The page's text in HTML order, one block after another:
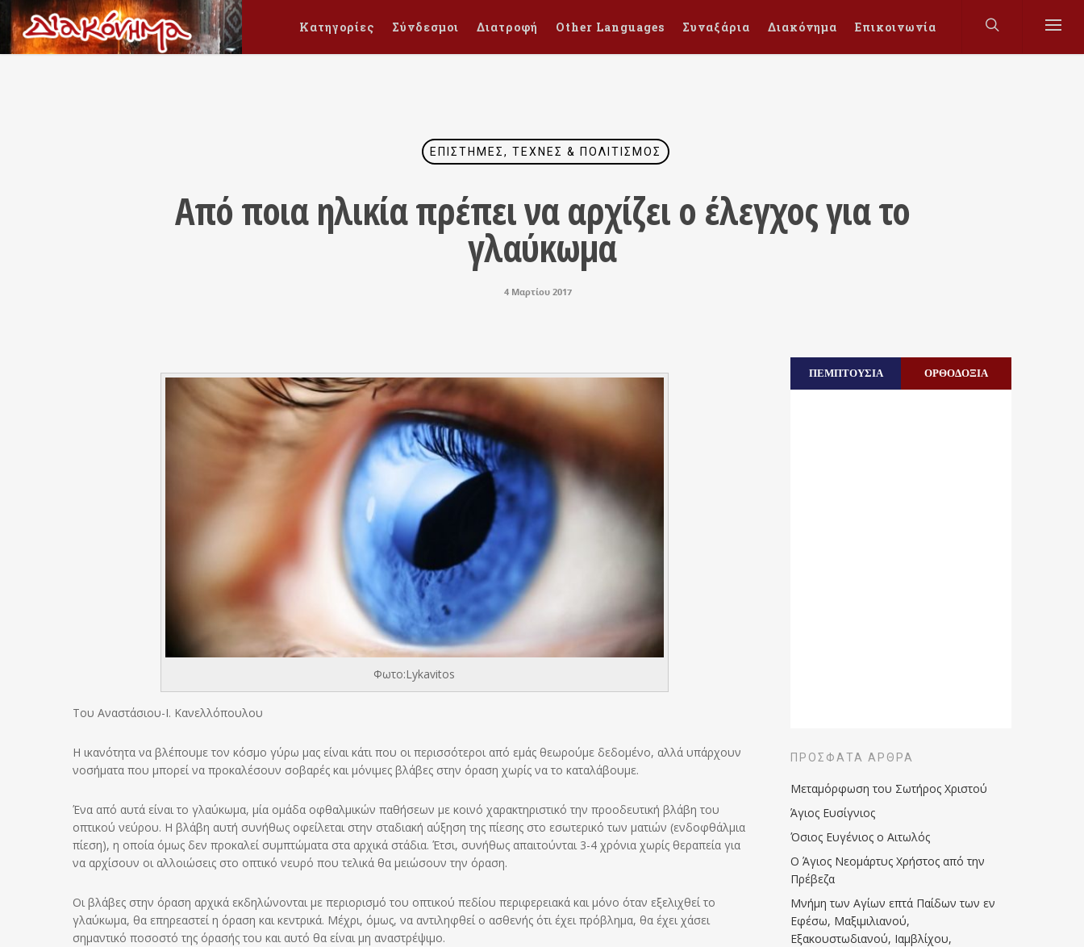
Κατηγορίες Σύνδεσμοι Διατροφή Other Languages Συναξάρια Διακόνημα Επικοινωνία
ΕΠΙΣΤΉΜΕΣ, ΤΈΧΝΕΣ & ΠΟΛΙΤΙΣΜΌΣ
Από ποια ηλικία πρέπει να αρχίζει ο έλεγχος για το
γλαύκωμα
4 Μαρτίου 2017
Φωτο:Lykavitos
Του Αναστάσιου-Ι. Κανελλόπουλου
Η ικανότητα να βλέπουμε τον κόσμο γύρω μας είναι κάτι που οι περισσότεροι από εμάς θεωρούμε δεδομένο, αλλά υπάρχουν
νοσήματα που μπορεί να προκαλέσουν σοβαρές και μόνιμες βλάβες στην όραση χωρίς να το καταλάβουμε.
Ένα από αυτά είναι το γλαύκωμα, μία ομάδα οφθαλμικών παθήσεων με κοινό χαρακτηριστικό την προοδευτική βλάβη του
οπτικού νεύρου. Η βλάβη αυτή συνήθως οφείλεται στην σταδιακή αύξηση της πίεσης στο εσωτερικό των ματιών (ενδοφθάλμια
πίεση), η οποία όμως δεν προκαλεί συμπτώματα στα αρχικά στάδια. Έτσι, συνήθως απαιτούνται 3-4 χρόνια χωρίς θεραπεία για
να αρχίσουν οι αλλοιώσεις στο οπτικό νευρό που τελικά θα μειώσουν την όραση.
Οι βλάβες στην όραση αρχικά εκδηλώνονται με περιορισμό του οπτικού πεδίου περιφερειακά και μόνο όταν εξελιχθεί το
γλαύκωμα, θα επηρεαστεί η όραση και κεντρικά. Μέχρι, όμως, να αντιληφθεί ο ασθενής ότι έχει πρόβλημα, θα έχει χάσει
σημαντικό ποσοστό της όρασής του και αυτό θα είναι μη αναστρέψιμο.
ΠΕΜΠΤΟΥΣΙΑ ΟΡΘΟΔΟΞΙΑ
ΠΡΌΣΦΑΤΑ ΆΡΘΡΑ
Μεταμόρφωση του Σωτήρος Χριστού
Άγιος Ευσίγνιος
Όσιος Ευγένιος ο Αιτωλός
Ο Άγιος Νεομάρτυς Χρήστος από την
Πρέβεζα
Μνήμη των Aγίων επτά Παίδων των εν
Eφέσω, Mαξιμιλιανού,
Eξακουστωδιανού, Iαμβλίχου,